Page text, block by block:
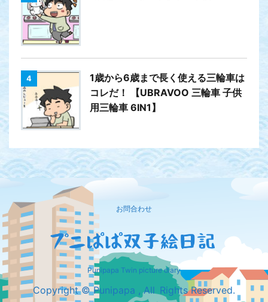
4
1歳から6歳まで長く使える三輪車は
コレだ！ 【UBRAVOO 三輪車 子供
用三輪車 6IN1】
お問合わせ
Punipapa Twin picture diary
Copyright © Punipapa , All Rights Reserved.